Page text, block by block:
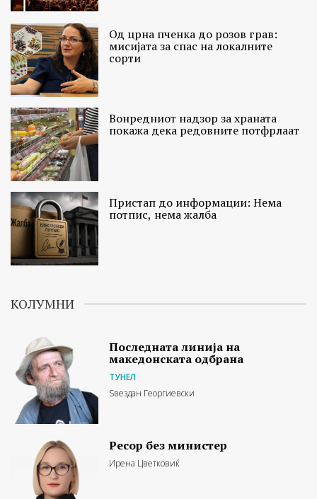
Од црна пченка до розов грав:
мисијата за спас на локалните
сорти
Вонредниот надзор за храната
покажа дека редовните потфрлаат
Пристап до информации: Нема
потпис, нема жалба
КОЛУМНИ
Последната линија на
македонската одбрана
ТУНЕЛ
Ѕвездан Георгиевски
Ресор без министер
Ирена Цветковиќ